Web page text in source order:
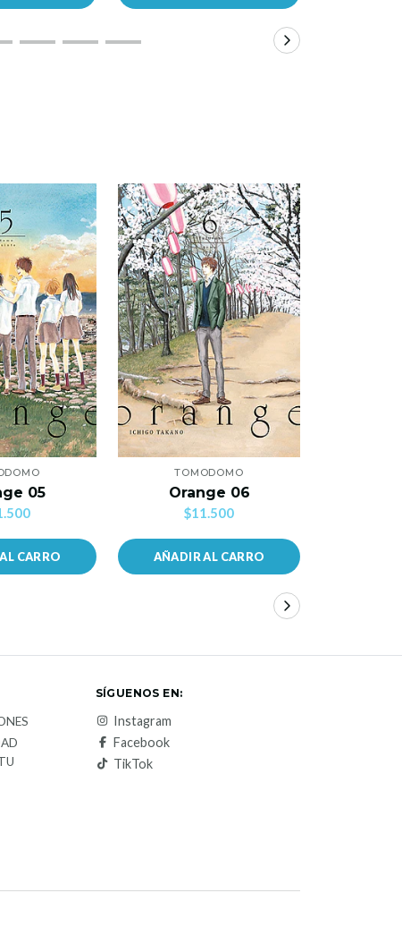
05
CARRO
TOMODOMO
Orange 06
$11.500
AÑADIR AL CARRO
SÍGUENOS EN:
Instagram
Facebook
TikTok